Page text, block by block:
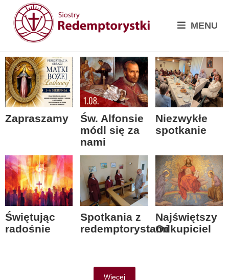
MENU
Zapraszamy
Św. Alfonsie
módl się za
nami
Niezwykłe
spotkanie
Świętując
radośnie
Spotkania z
redemptorystami
Najświętszy
Odkupiciel
Więcej